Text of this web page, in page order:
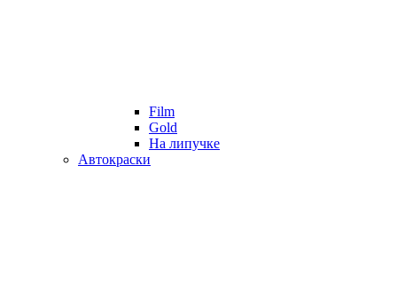
Film
Gold
На липучке
Автокраски